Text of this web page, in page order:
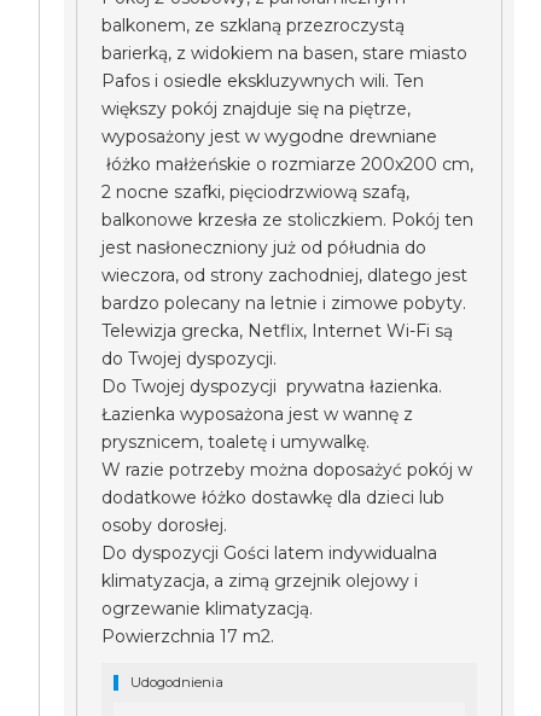
balkonem, ze szklaną przezroczystą
barierką, z widokiem na basen, stare miasto
Pafos i osiedle ekskluzywnych wili. Ten
większy pokój znajduje się na piętrze,
wyposażony jest w wygodne drewniane
łóżko małżeńskie o rozmiarze 200x200 cm,
2 nocne szafki, pięciodrzwiową szafą,
balkonowe krzesła ze stoliczkiem. Pokój ten
jest nasłoneczniony już od półudnia do
wieczora, od strony zachodniej, dlatego jest
bardzo polecany na letnie i zimowe pobyty.
Telewizja grecka, Netflix, Internet Wi-Fi są
do Twojej dyspozycji.
Do Twojej dyspozycji prywatna łazienka.
Łazienka wyposażona jest w wannę z
prysznicem, toaletę i umywalkę.
W razie potrzeby można doposażyć pokój w
dodatkowe łóżko dostawkę dla dzieci lub
osoby dorosłej.
Do dyspozycji Gości latem indywidualna
klimatyzacja, a zimą grzejnik olejowy i
ogrzewanie klimatyzacją.
Powierzchnia 17 m2.
Udogodnienia